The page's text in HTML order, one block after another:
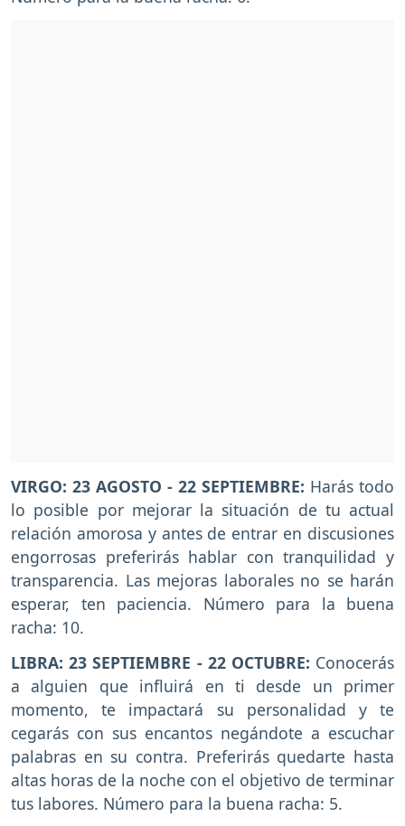
VIRGO: 23 AGOSTO - 22 SEPTIEMBRE: Harás todo
lo posible por mejorar la situación de tu actual
relación amorosa y antes de entrar en discusiones
engorrosas preferirás hablar con tranquilidad y
transparencia. Las mejoras laborales no se harán
esperar, ten paciencia. Número para la buena
racha: 10.
LIBRA: 23 SEPTIEMBRE - 22 OCTUBRE: Conocerás
a alguien que influirá en ti desde un primer
momento, te impactará su personalidad y te
cegarás con sus encantos negándote a escuchar
palabras en su contra. Preferirás quedarte hasta
altas horas de la noche con el objetivo de terminar
tus labores. Número para la buena racha: 5.